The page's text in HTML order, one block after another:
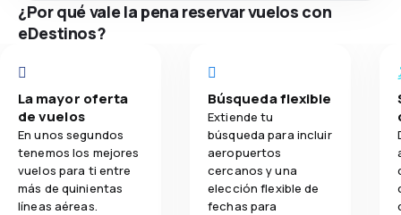
¿Por qué vale la pena reservar vuelos con
eDestinos?
La mayor oferta
de vuelos
En unos segundos
tenemos los mejores
vuelos para ti entre
más de quinientas
líneas aéreas.
Búsqueda flexible
Extiende tu
búsqueda para incluir
aeropuertos
cercanos y una
elección flexible de
fechas para